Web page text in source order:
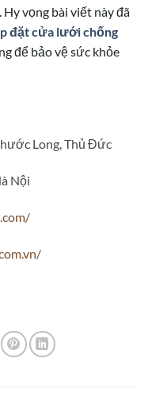
vọng bài viết này đã
đặt cửa lưới chống
để bảo vệ sức khỏe
Long, Thủ Đức
Nội